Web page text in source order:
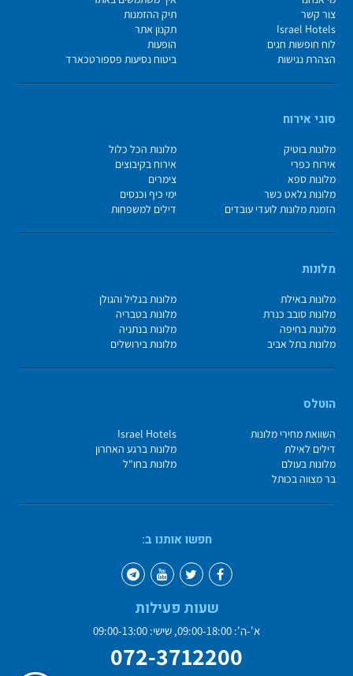
צור קשר
תיק ההזמנות
Israel Hotels
תקנון אתר
לוח חופשות חגים
הופעות
הצהרת נגישות
ביטוח נסיעות פספורטכארד
סוגי אירוח
מלונות בוטיק
מלונות הכל כלול
אירוח כפרי
אירוח בקיבוצים
מלונות ספא
צימרים
מלונות גלאט כשר
ימי כיף וכנסים
הזמנת מלונות לועדי עובדים
דילים למשפחות
מלונות
מלונות באילת
מלונות בגליל והגולן
מלונות סובב כנרת
מלונות בטבריה
מלונות בחיפה
מלונות בנתניה
מלונות בתל אביב
מלונות בירושלים
הוטלס
השוואת מחירי מלונות
Israel Hotels
דילים לאילת
מלונות ברגע האחרון
מלונות בעולם
מלונות בחו"ל
בר מצווה בכותל
חפשו אותנו ב:
שעות פעילות
א'-ה': 09:00-18:00, שישי: 09:00-13:00
072-3712200